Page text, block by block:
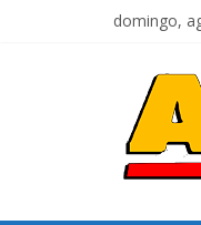
domingo,